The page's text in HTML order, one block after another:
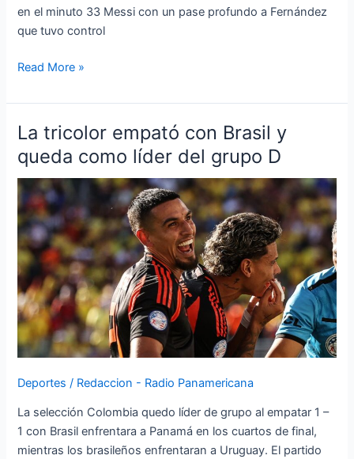
en el minuto 33 Messi con un pase profundo a Fernández
que tuvo control
Read More »
La tricolor empató con Brasil y
queda como líder del grupo D
Deportes / Redaccion - Radio Panamericana
La selección Colombia quedo líder de grupo al empatar 1 –
1 con Brasil enfrentara a Panamá en los cuartos de final,
mientras los brasileños enfrentaran a Uruguay. El partido
La
empató
con
Brasil
y
queda
como
líder
del
grupo
D